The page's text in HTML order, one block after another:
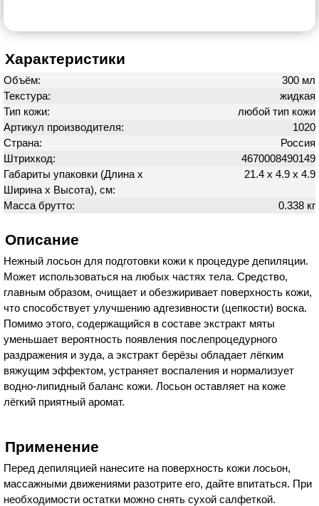
Характеристики
Объём:
300 мл
Текстура:
жидкая
Тип кожи:
любой тип кожи
Артикул производителя:
1020
Страна:
Россия
Штрихкод:
4670008490149
Габариты упаковки (Длина х
Ширина х Высота), см:
21.4 х 4.9 х 4.9
Масса брутто: 0.338 кг
Описание
Нежный лосьон для подготовки кожи к процедуре депиляции.
Может использоваться на любых частях тела. Средство,
главным образом, очищает и обезжиривает поверхность кожи,
что способствует улучшению адгезивности (цепкости) воска.
Помимо этого, содержащийся в составе экстракт мяты
уменьшает вероятность появления послепроцедурного
раздражения и зуда, а экстракт берёзы обладает лёгким
вяжущим эффектом, устраняет воспаления и нормализует
водно-липидный баланс кожи. Лосьон оставляет на коже
лёгкий приятный аромат.
Применение
Перед депиляцией нанесите на поверхность кожи лосьон,
массажными движениями разотрите его, дайте впитаться. При
необходимости остатки можно снять сухой салфеткой.